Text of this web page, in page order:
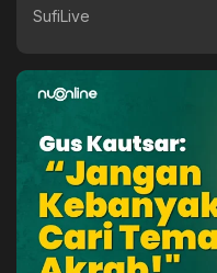
SufiLive